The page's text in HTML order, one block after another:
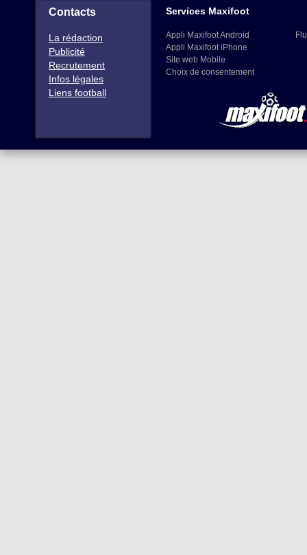
Contacts
La rédaction
Publicité
Recrutement
Infos légales
Liens football
Services Maxifoot
Appli Maxifoot Android
Appli Maxifoot iPhone
Site web Mobile
Choix de consentement